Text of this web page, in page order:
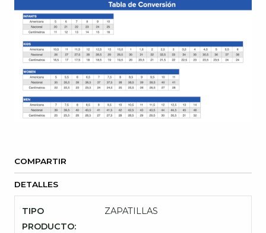
COMPARTIR
DETALLES
TIPO
PRODUCTO:
ZAPATILLAS